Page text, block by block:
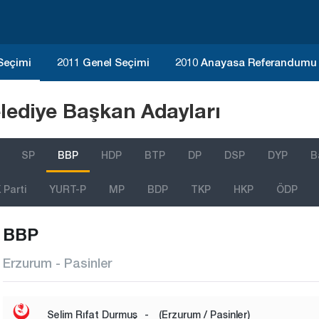
2011 Genel Seçimi 2010 Anayasa Referandumu
Başkan Adayları
SP BBP HDP BTP DP DSP DYP
Parti YURT-P MP BDP TKP HKP ÖDP
BBP
Erzurum - Pasinler
Selim Rıfat Durmuş - (Erzurum / Pasinler)